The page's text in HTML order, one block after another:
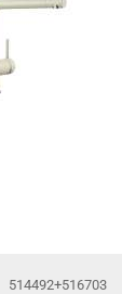
514492+516703